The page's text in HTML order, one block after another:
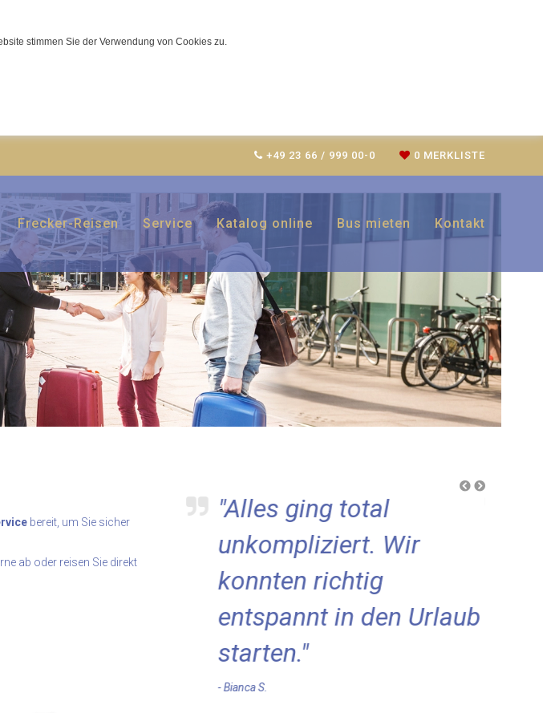
stimmen Sie der Verwendung von Cookies zu.
0 MERKLISTE
+49 23 66 / 999 00-0
Frecker-Reisen Service Katalog online Bus mieten Kontakt
bereit, um Sie sicher
ab oder reisen Sie direkt
blieb in der
"Alles ging total
unkompliziert. Wir
konnten richtig
entspannt in den Urlaub
starten."
- Bianca S.